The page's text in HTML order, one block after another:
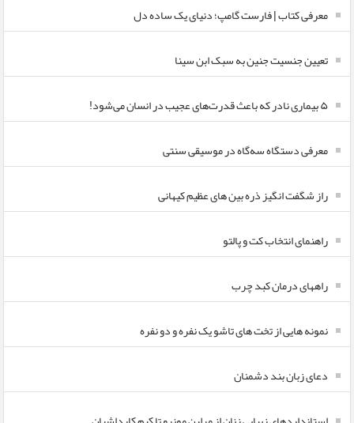
معرفی کتاب | فارست گامپ؛ دنیای یک ساده دل
تعیین جنسیت جنین به سبک ابن سینا
۵ بیماری نادر که باعث قدرت‌های عجیب در انسان می‌شود!
معرفی دستگاه سه‌گاه در موسیقی سنتی
راز شگفت انگیز ذره بین های عظیم کیهانی
راهنمای انتخاب کت و پالتو
راههای درمان کبد چرب
نمونه هایی از تخت های تاشو یک نفره و دو نفره
دعای زبان بند دشمنان